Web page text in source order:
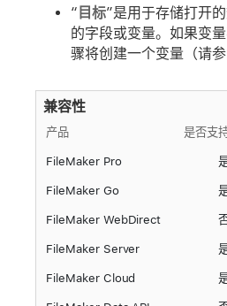
“ 目标”是用于存储打开
的字段或变量。如果变
骤将创建一个变量（请
兼容性
产品 是否支
FileMaker Pro
FileMaker Go
FileMaker WebDirect
FileMaker Server
FileMaker Cloud